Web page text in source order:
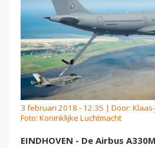
3 februari 2018 - 12:35 | Door:
Foto: Koninklijke Luchtmacht
EINDHOVEN - De Airbus